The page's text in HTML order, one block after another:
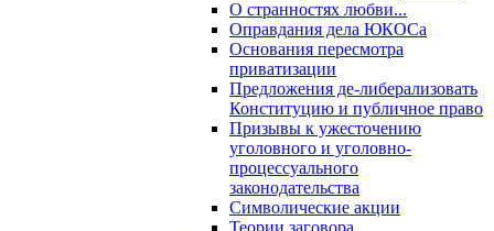
О странностях любви...
Оправдания дела ЮКОСа
Основания пересмотра
приватизации
Предложения де-либерализовать
Конституцию и публичное право
Призывы к ужесточению
уголовного и уголовно-
процессуального
законодательства
Символические акции
Теории заговора